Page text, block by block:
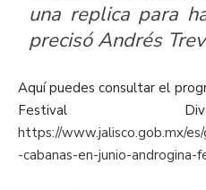
una replica para
precisó Andrés
Aquí puedes consultar el
Festival
https://www.jalisco.gob.mx/
-cabanas-en-junio-